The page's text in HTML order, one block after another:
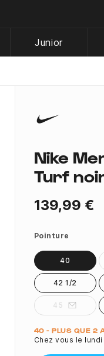
Junior
Nike
Turf
139,99 €
Pointure
40
42 1/2
45
Quantité
40 - PLUS QUE 2
Chez vous le lundi